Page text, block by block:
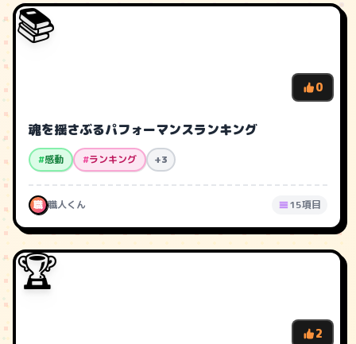
📚
0
魂を揺さぶるパフォーマンスランキング
#感動 #ランキング +3
職 職人くん 15項目
🏆
2